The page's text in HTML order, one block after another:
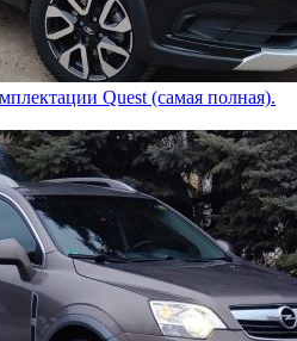
Quest (самая полная).